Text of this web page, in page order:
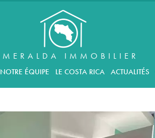
IMMOBILIER
NOTRE ÉQUIPE LE COSTA RICA ACTUALITÉS